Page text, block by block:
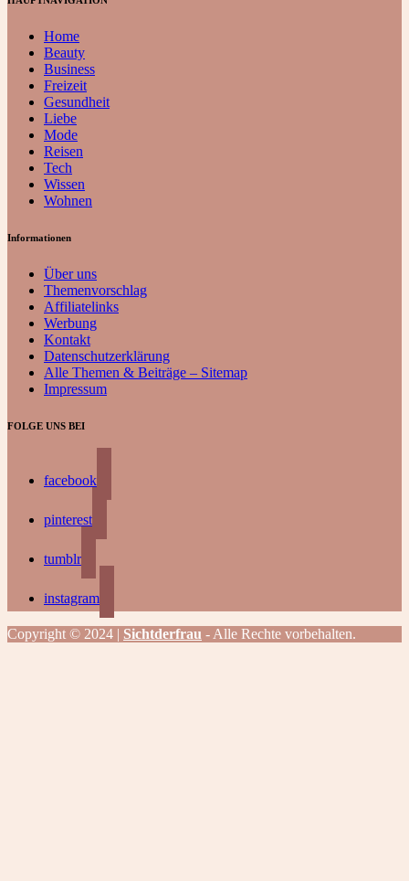
Home
Beauty
Business
Freizeit
Gesundheit
Liebe
Mode
Reisen
Tech
Wissen
Wohnen
Informationen
Über uns
Themenvorschlag
Affiliatelinks
Werbung
Kontakt
Datenschutzerklärung
Alle Themen & Beiträge – Sitemap
Impressum
FOLGE UNS BEI
facebook
pinterest
tumblr
instagram
Copyright © 2024 | Sichtderfrau - Alle Rechte vorbehalten.